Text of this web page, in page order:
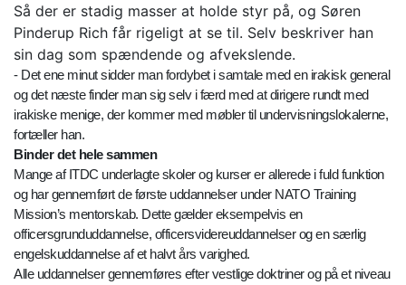
Så der er stadig masser at holde styr på, og Søren
Pinderup Rich får rigeligt at se til. Selv beskriver han
sin dag som spændende og afvekslende.
- Det ene minut sidder man fordybet i samtale med en irakisk general
og det næste finder man sig selv i færd med at dirigere rundt med
irakiske menige, der kommer med møbler til undervisningslokalerne,
fortæller han.
Binder det hele sammen
Mange af ITDC underlagte skoler og kurser er allerede i fuld funktion
og har gennemført de første uddannelser under NATO Training
Mission’s mentorskab. Dette gælder eksempelvis en
officersgrunduddannelse, officersvidereuddannelser og en særlig
engelskuddannelse af et halvt års varighed.
Alle uddannelser gennemføres efter vestlige doktriner og på et niveau